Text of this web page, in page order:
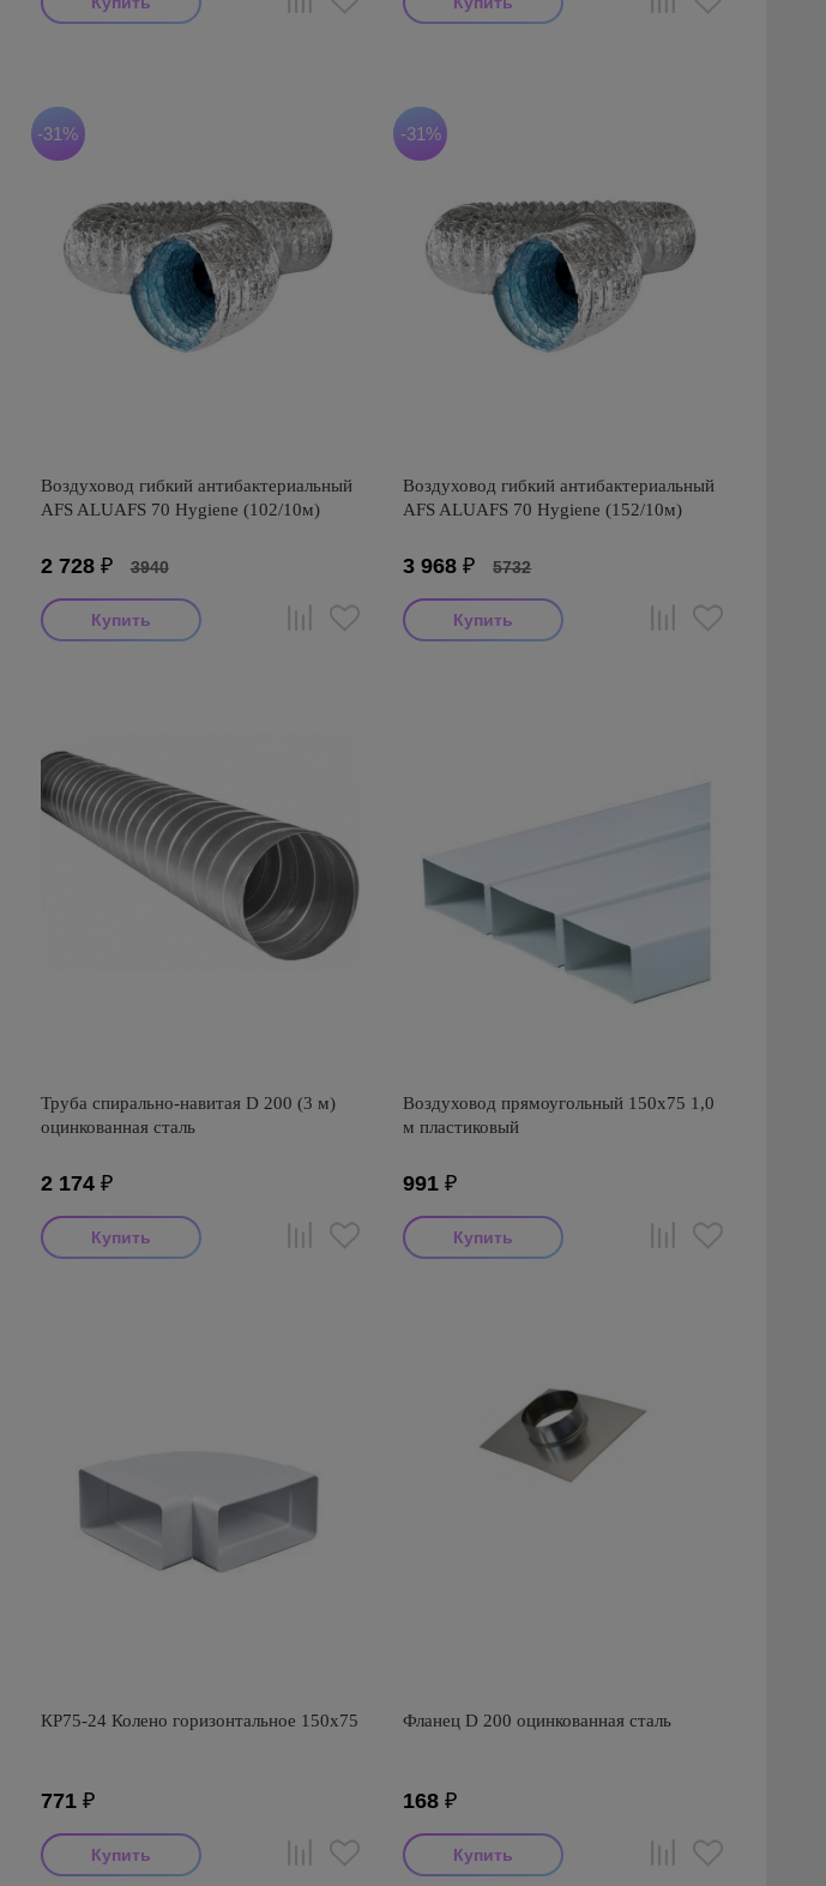
антибактериальный (Турция)
антибактериальный (Турция)
-31%
Воздуховод гибкий антибактериальный
AFS ALUAFS 70 Hygiene (102/10м)
2 728₽ 3940
-31%
Воздуховод гибкий антибактериальный
AFS ALUAFS 70 Hygiene (152/10м)
3 968 ₽ 5732
Труба спирально-навитая D 200 (3 м)
оцинкованная сталь
2 174₽
Воздуховод прямоугольный 150х75 1,0
м пластиковый
991 ₽
КР75-24 Колено горизонтальное 150х75
771₽
Фланец D 200 оцинкованная сталь
168 ₽